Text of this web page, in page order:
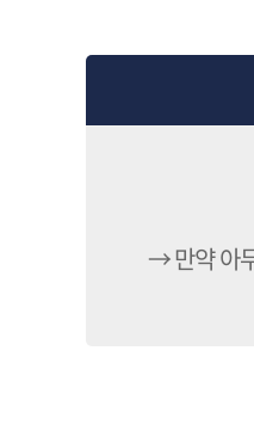
→ 만약 아